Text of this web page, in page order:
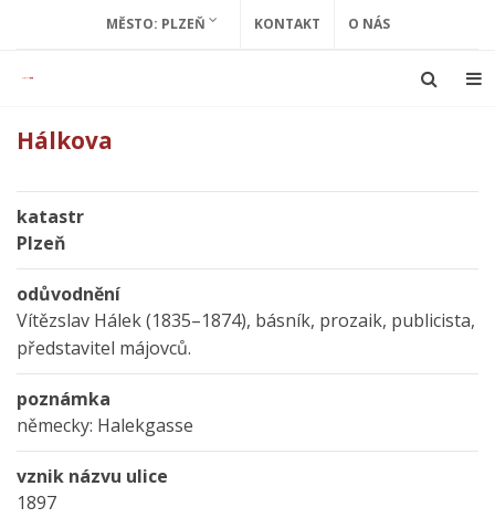
MĚSTO: PLZEŇ KONTAKT O NÁS
Hálkova
katastr
Plzeň
odůvodnění
Vítězslav Hálek (1835–1874), básník, prozaik, publicista,
představitel májovců.
poznámka
německy: Halekgasse
vznik názvu ulice
1897